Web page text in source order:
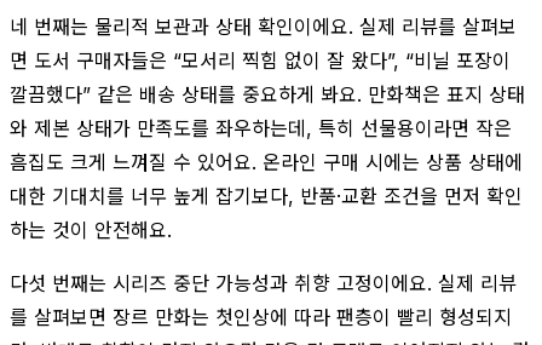
네 번째는 물리적 보관과 상태 확인이에요. 실제 리뷰를 살펴보
면 도서 구매자들은 “모서리 찍힘 없이 잘 왔다”, “비닐 포장이
깔끔했다” 같은 배송 상태를 중요하게 봐요. 만화책은 표지 상태
와 제본 상태가 만족도를 좌우하는데, 특히 선물용이라면 작은
흠집도 크게 느껴질 수 있어요. 온라인 구매 시에는 상품 상태에
대한 기대치를 너무 높게 잡기보다, 반품·교환 조건을 먼저 확인
하는 것이 안전해요.
다섯 번째는 시리즈 중단 가능성과 취향 고정이에요. 실제 리뷰
를 살펴보면 장르 만화는 첫인상에 따라 팬층이 빨리 형성되지